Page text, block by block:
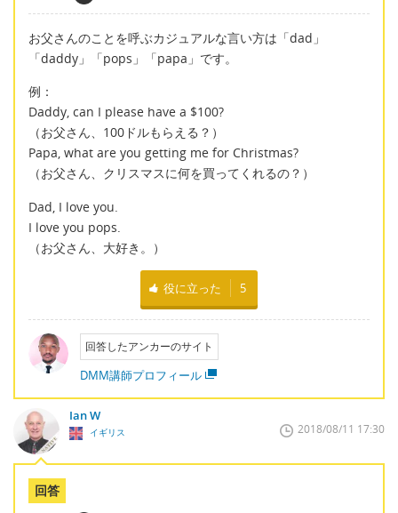
お父さんのことを呼ぶカジュアルな言い方は「dad」
「daddy」「pops」「papa」です。
例：
Daddy, can I please have a $100?
（お父さん、100ドルもらえる？）
Papa, what are you getting me for Christmas?
（お父さん、クリスマスに何を買ってくれるの？）
Dad, I love you.
I love you pops.
（お父さん、大好き。）
役に立った 5
回答したアンカーのサイト
DMM講師プロフィール
Ian W
イギリス 2018/08/11 17:30
回答